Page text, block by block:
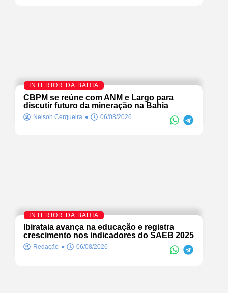
INTERIOR DA BAHIA
CBPM se reúne com ANM e Largo para
discutir futuro da mineração na Bahia
Neison Cerqueira 06/08/2026
INTERIOR DA BAHIA
Ibirataia avança na educação e registra
crescimento nos indicadores do SAEB 2025
Redação 06/08/2026